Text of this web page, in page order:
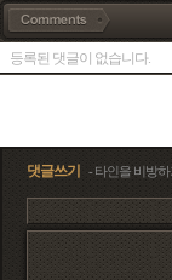
등록된 댓글이 없습니다.
댓글쓰기 - 타인을 비방